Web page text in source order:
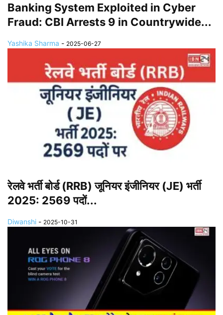
Banking System Exploited in Cyber
Fraud: CBI Arrests 9 in Countrywide...
Yashika Sharma - 2025-06-27
रेलवे भर्ती बोर्ड (RRB) जूनियर इंजीनियर (JE) भर्ती
2025: 2569 पदों...
Diwanshi - 2025-10-31